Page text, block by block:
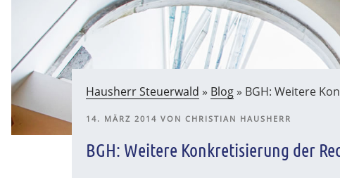
Hausherr Steuerwald » Blog » BGH: Weitere
VERÖFFENTLICHT
14. MÄRZ 2014 VON CHRISTIAN HAUSHERR
BGH: Weitere Konkretisierung der